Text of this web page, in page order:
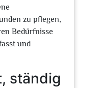
zu pflegen,
Bedürfnisse
und
ständig